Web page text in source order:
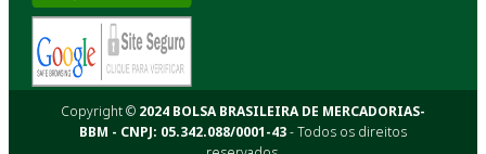
Copyright © 2024 BOLSA BRASILEIRA DE MERCADORIAS-
BBM - CNPJ: 05.342.088/0001-43- Todos os direitos